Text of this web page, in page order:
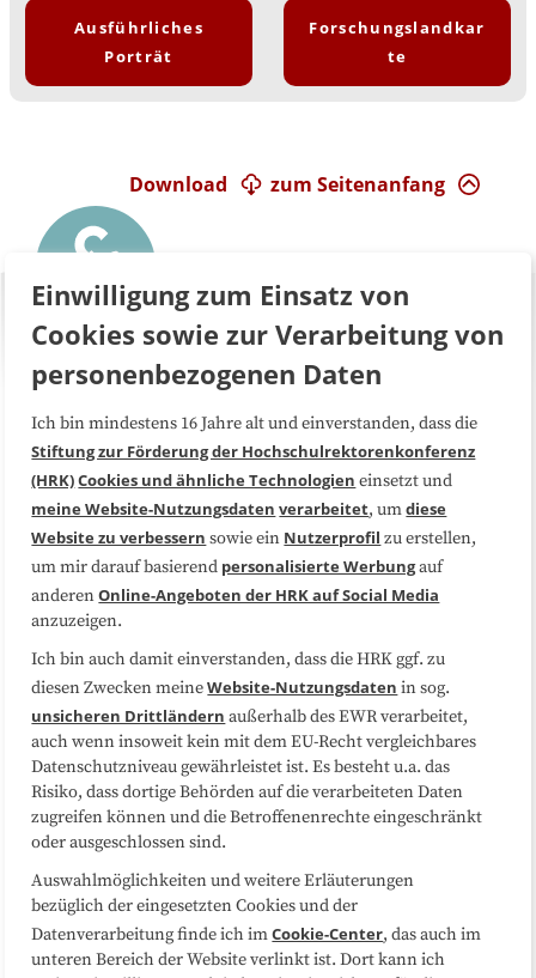
Ausführliches
Porträt
Forschungslandkar
te
zum Seitenanfang
Download
Über uns FAQ
Medienarbeit Kooperationen
Datenschutzerklärung Impressum
Sitemap
Folgen Sie uns
Einwilligung zum Einsatz von
Cookies sowie zur Verarbeitung von
personenbezogenen Daten
Ich bin mindestens 16 Jahre alt und einverstanden, dass die
Stiftung zur Förderung der Hochschulrektorenkonferenz
(HRK)Cookies und ähnliche Technologien einsetzt und
meine Website-Nutzungsdaten verarbeitet, umdiese
Website zu verbessern sowie ein Nutzerprofil zu erstellen,
um mir darauf basierend personalisierte Werbungauf
anderenOnline-Angeboten der HRK auf Social Media
anzuzeigen.
Ich bin auch damit einverstanden, dass die HRK ggf. zu
diesen Zwecken meineWebsite-Nutzungsdaten in sog.
unsicheren Drittländern außerhalb des EWR verarbeitet,
auch wenn insoweit kein mit dem EU-Recht vergleichbares
Datenschutzniveau gewährleistet ist. Es besteht u.a. das
Risiko, dass dortige Behörden auf die verarbeiteten Daten
zugreifen können und die Betroffenenrechte eingeschränkt
oder ausgeschlossen sind.
Auswahlmöglichkeiten und weitere Erläuterungen
bezüglich der eingesetzten Cookies und der
Datenverarbeitung finde ich imCookie-Center, das auch im
unteren Bereich der Website verlinkt ist. Dort kann ich